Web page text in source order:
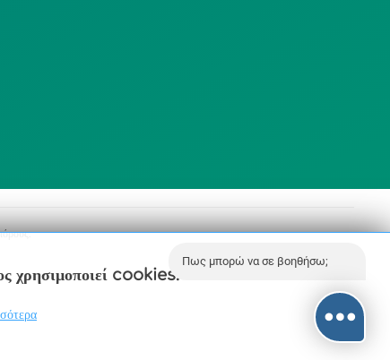
χρησιμοποιεί cookies. Πως μπορώ να σε βοηθήσω;